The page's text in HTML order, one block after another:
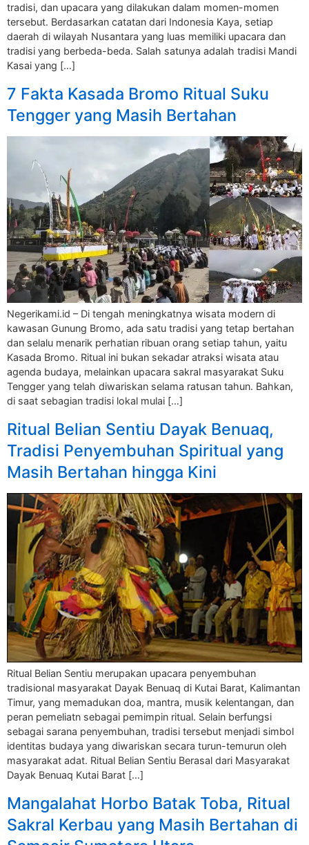
tradisi, dan upacara yang dilakukan dalam momen-momen
tersebut. Berdasarkan catatan dari Indonesia Kaya, setiap
daerah di wilayah Nusantara yang luas memiliki upacara dan
tradisi yang berbeda-beda. Salah satunya adalah tradisi Mandi
Kasai yang […]
7 Fakta Kasada Bromo Ritual Suku
Tengger yang Masih Bertahan
Negerikami.id – Di tengah meningkatnya wisata modern di
kawasan Gunung Bromo, ada satu tradisi yang tetap bertahan
dan selalu menarik perhatian ribuan orang setiap tahun, yaitu
Kasada Bromo. Ritual ini bukan sekadar atraksi wisata atau
agenda budaya, melainkan upacara sakral masyarakat Suku
Tengger yang telah diwariskan selama ratusan tahun. Bahkan,
di saat sebagian tradisi lokal mulai […]
Ritual Belian Sentiu Dayak Benuaq,
Tradisi Penyembuhan Spiritual yang
Masih Bertahan hingga Kini
Ritual Belian Sentiu merupakan upacara penyembuhan
tradisional masyarakat Dayak Benuaq di Kutai Barat, Kalimantan
Timur, yang memadukan doa, mantra, musik kelentangan, dan
peran pemeliatn sebagai pemimpin ritual. Selain berfungsi
sebagai sarana penyembuhan, tradisi tersebut menjadi simbol
identitas budaya yang diwariskan secara turun-temurun oleh
masyarakat adat. Ritual Belian Sentiu Berasal dari Masyarakat
Dayak Benuaq Kutai Barat […]
Mangalahat Horbo Batak Toba, Ritual
Sakral Kerbau yang Masih Bertahan di